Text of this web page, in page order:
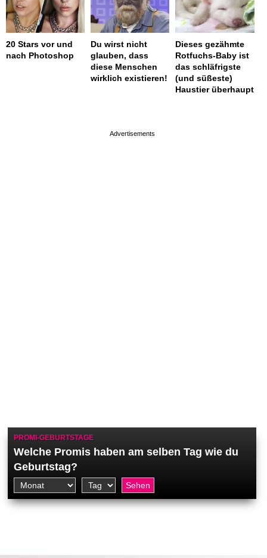
20 Stars vor und
nach Photoshop
Du wirst nicht
glauben, dass
diese Menschen
wirklich existieren!
Dieses gezähmte
Rotfuchs-Baby ist
das schläfrigste
(und süßeste)
Haustier überhaupt
PROMI-GEBURTSTAGE
Welche Promis haben am selben Tag wie du
Geburtstag?